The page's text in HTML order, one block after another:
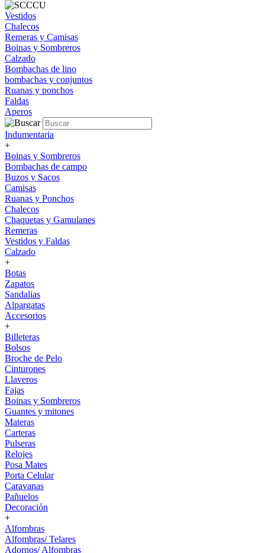
Vestidos
Chalecos
Remeras y Camisas
Boinas y Sombreros
Calzado
Bombachas de lino
bombachas y conjuntos
Ruanas y ponchos
Faldas
Aperos
Indumentaria
+
Boinas y Sombreros
Bombachas de campo
Buzos y Sacos
Camisas
Ruanas y Ponchos
Chalecos
Chaquetas y Gamulanes
Remeras
Vestidos y Faldas
Calzado
+
Botas
Zapatos
Sandalias
Alpargatas
Accesorios
+
Billeteras
Bolsos
Broche de Pelo
Cinturones
Llaveros
Fajas
Boinas y Sombreros
Guantes y mitones
Materas
Carteras
Pulseras
Relojes
Posa Mates
Porta Celular
Caravanas
Pañuelos
Decoración
+
Alfombras
Alfombras/ Telares
Adornos/ Alfombras